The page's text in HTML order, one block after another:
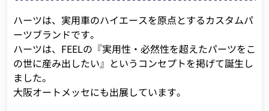
ハーツは、実用車のハイエースを原点とするカスタムパ
ーツブランドです。
ハーツは、FEELの『実用性・必然性を超えたパーツをこ
の世に産み出したい』というコンセプトを掲げて誕生し
ました。
大阪オートメッセにも出展しています。